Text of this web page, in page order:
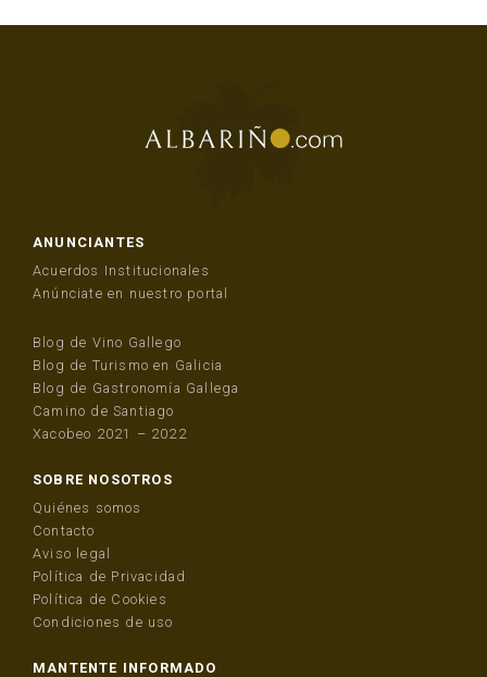
ANUNCIANTES
Acuerdos Institucionales
Anúnciate en nuestro portal
Blog de Vino Gallego
Blog de Turismo en Galicia
Blog de Gastronomía Gallega
Camino de Santiago
Xacobeo 2021 – 2022
SOBRE NOSOTROS
Quiénes somos
Contacto
Aviso legal
Política de Privacidad
Política de Cookies
Condiciones de uso
MANTENTE INFORMADO